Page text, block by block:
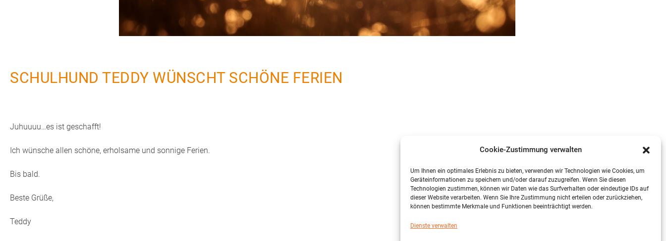
Cookie-Zustimmung verwalten
Um Ihnen ein optimales Erlebnis zu bieten, verwenden wir Technologien wie Cookies, um
Geräteinformationen zu speichern und/oder darauf zuzugreifen. Wenn Sie diesen
Technologien zustimmen, können wir Daten wie das Surfverhalten oder eindeutige IDs auf
dieser Website verarbeiten. Wenn Sie Ihre Zustimmung nicht erteilen oder zurückziehen,
können bestimmte Merkmale und Funktionen beeinträchtigt werden.
Dienste verwalten
SCHULHUND TEDDY WÜNSCHT SCHÖNE FERIEN
Juhuuuu…es ist geschafft!
Ich wünsche allen schöne, erholsame und sonnige Ferien.
Bis bald.
Beste Grüße,
Teddy